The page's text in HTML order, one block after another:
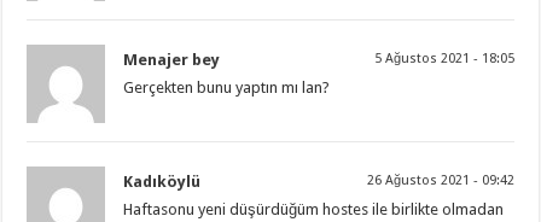
Menajer bey 5 Ağustos 2021 - 18:05
Gerçekten bunu yaptın mı lan?
Kadıköylü 26 Ağustos 2021 - 09:42
Haftasonu yeni düşürdüğüm hostes ile birlikte olmadan